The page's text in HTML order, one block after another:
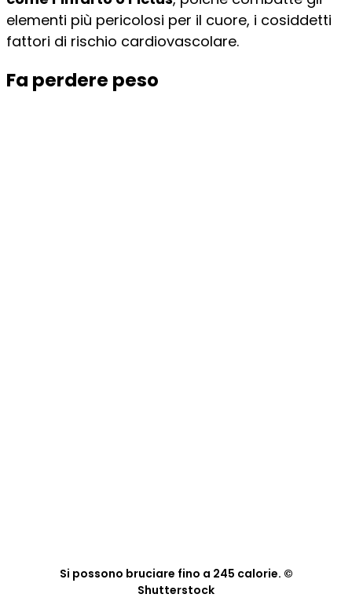
elementi più pericolosi per il cuore, i cosiddetti
fattori di rischio cardiovascolare.
Fa perdere peso
Si possono bruciare fino a 245 calorie. ©
Shutterstock